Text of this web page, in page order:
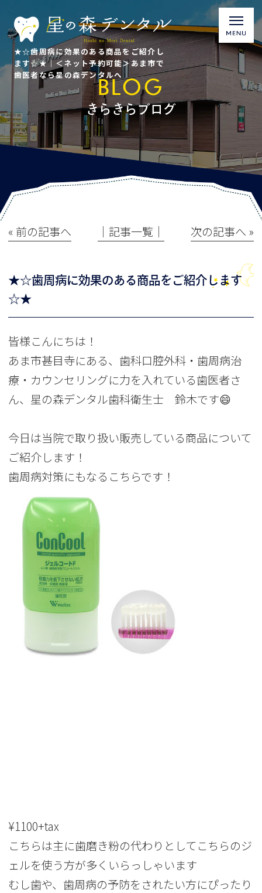
★☆歯周病に効果のある商品をご紹介し
ます☆★｜＜ネット予約可能＞あま市で
歯医者なら星の森デンタルへBLOG
きらきらブログ
« 前の記事へ │記事一覧│ 次の記事へ »
★☆歯周病に効果のある商品をご紹介します
☆★
皆様こんにちは！
あま市甚目寺にある、歯科口腔外科・歯周病治
療・カウンセリングに力を入れている歯医者さ
ん、星の森デンタル歯科衛生士 鈴木です😄
今日は当院で取り扱い販売している商品について
ご紹介します！
歯周病対策にもなるこちらです！
¥1100+tax
こちらは主に歯磨き粉の代わりとしてこちらのジ
ェルを使う方が多くいらっしゃいます
むし歯や、歯周病の予防をされたい方にぴったり